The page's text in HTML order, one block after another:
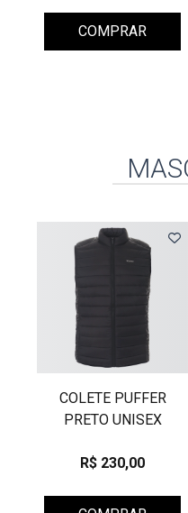
COMPRAR
COLETE PUFFER
PRETO UNISEX
R$ 230,00